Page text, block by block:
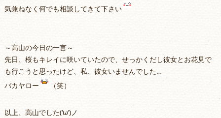
気兼ねなく何でも相談してきて下さい
～高山の今日の一言～
先日、桜もキレイに咲いていたので、せっかくだし彼女とお花見で
も行こうと思ったけど、私、彼女いませんでした…
バカヤロー
（笑）
以上、高山でした(‘ω’)ノ